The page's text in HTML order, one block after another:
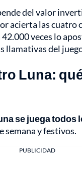
del valor
acierta las cuatro
veces lo
llamativas del
Luna:
se juega todos
semana y festivos.
PUBLICIDAD